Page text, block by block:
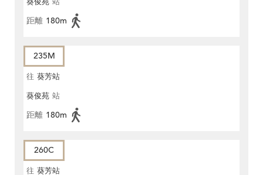
距離 180m
235M
往 葵芳站
葵俊苑 站
距離 180m
260C
往 葵芳站